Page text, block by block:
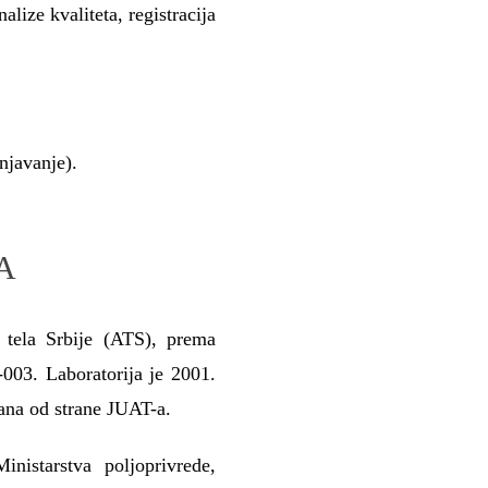
kvaliteta, registracija
Srbije (ATS), prema
Laboratorija je 2001.
od strane JUAT-a.
poljoprivrede,